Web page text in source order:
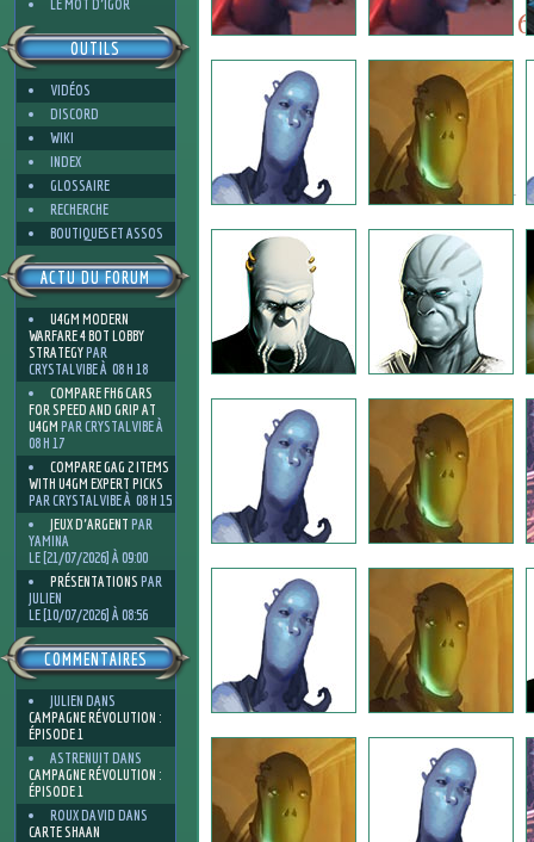
LE MOT D'IGOR
OUTILS
VIDÉOS
DISCORD
WIKI
INDEX
GLOSSAIRE
RECHERCHE
BOUTIQUES ET ASSOS
ACTU DU FORUM
U4GM MODERN
WARFARE 4 BOT LOBBY
STRATEGYPAR
CRYSTALVIBE À 08 H 18
COMPARE FH6 CARS
FOR SPEED AND GRIP AT
U4GM PAR CRYSTALVIBE À
08 H 17
COMPARE GAG 2 ITEMS
WITH U4GM EXPERT PICKS
PAR CRYSTALVIBE À 08 H 15
JEUX D'ARGENT PAR
YAMINA
LE [21/07/2026] À 09:00
PRÉSENTATIONS PAR
JULIEN
LE [10/07/2026] À 08:56
COMMENTAIRES
JULIEN DANS
CAMPAGNE RÉVOLUTION :
ÉPISODE 1
ASTRENUIT DANS
CAMPAGNE RÉVOLUTION :
ÉPISODE 1
ROUX DAVID DANS
CARTE SHAAN
6
1